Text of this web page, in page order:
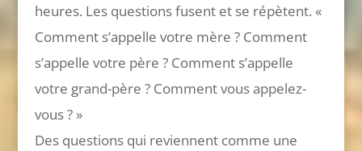
heures. Les questions fusent et se répètent. «
Comment s’appelle votre mère ? Comment
s’appelle votre père ? Comment s’appelle
votre grand-père ? Comment vous appelez-
vous ? »
Des questions qui reviennent comme une